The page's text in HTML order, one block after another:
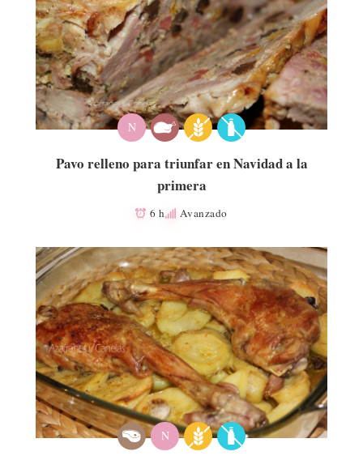
N
Pavo relleno para triunfar en Navidad a la
primera
6 h Avanzado
N